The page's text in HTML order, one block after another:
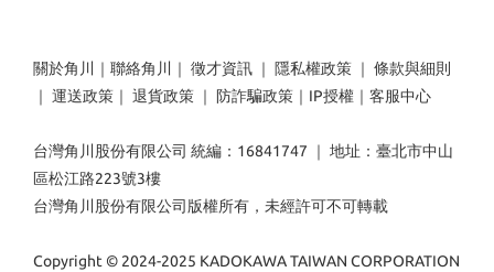
關於角川 ｜ 聯絡角川 ｜ 徵才資訊 ｜ 隱私權政策 ｜ 條款與細則
｜ 運送政策 ｜ 退貨政策 ｜ 防詐騙政策 ｜ IP授權 ｜ 客服中心
台灣角川股份有限公司 統編：16841747 ｜ 地址：臺北市中山
區松江路223號3樓
台灣角川股份有限公司版權所有，未經許可不可轉載
Copyright © 2024-2025 KADOKAWA TAIWAN CORPORATION